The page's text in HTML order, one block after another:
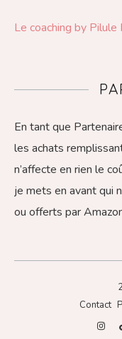
Le coaching by Pilule
En tant que
les achats
n’affecte en rien le
je mets en avant qui
ou offerts par
Contact